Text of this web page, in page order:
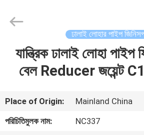
বাড়ি
ভিডিও
Foundry
CO.,LTD.
ঢালাই লোহার পাইপ
যান্ত্রিক ঢালাই লোহা পাইপ
বেল Reducer জয়েন্ট
Place of Origin:
Mainland China
পরিচিতিমুলক নাম:
NC337